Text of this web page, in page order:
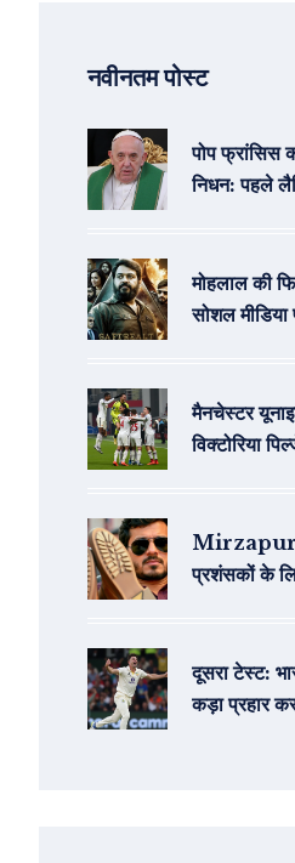
नवीनतम पोस्ट
पोप
निधन: पहले
मोहलाल की
सोशल
मैनचेस्टर
विक्टोरिया
Mirzapur
प्रशंसकों के
दूसरा टेस्ट:
कड़ा प्रहार